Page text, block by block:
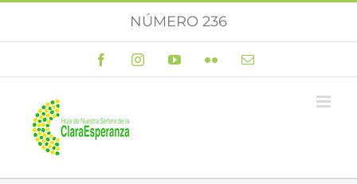
NÚMERO 236
FacebookInstagramYouTubeFlickr Correo